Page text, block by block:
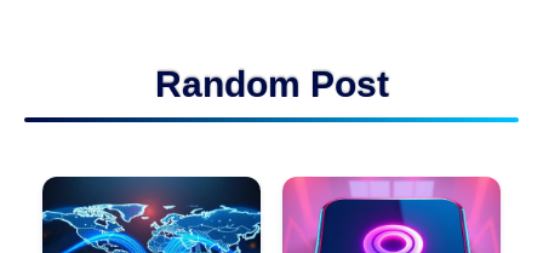
Random Post